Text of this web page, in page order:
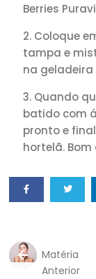
Berries
Coloque
tampa e
na
Quando
batido com
pronto e
hortelã.
Matéria
Anterior